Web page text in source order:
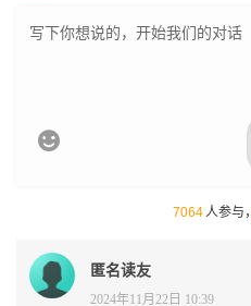

7064人参与，
匿名读友
2024年11月22日 10:39